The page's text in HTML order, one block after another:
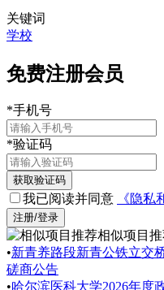
关键词
学校
免费注册会员
*手机号
*验证码
获取验证码
我已阅读并同意 《隐私
注册/登录
相似项目
•新青养路段新青公铁立交
磋商公告
•哈尔滨医科大学2026年度